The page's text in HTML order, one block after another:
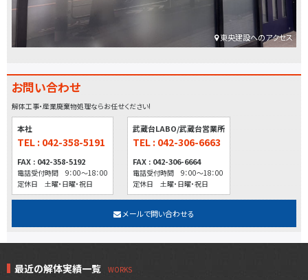
東央建設へのアクセス
お問い合わせ
解体工事・産業廃棄物処理ならお任せください!
本社
TEL : 042-358-5191
FAX : 042-358-5192
電話受付時間 9：00～18：00
定休日 土曜・日曜・祝日
武蔵台LABO/武蔵台営業所
TEL : 042-306-6663
FAX : 042-306-6664
電話受付時間 9：00～18：00
定休日 土曜・日曜・祝日
メールで問い合わせる
最近の解体実績一覧